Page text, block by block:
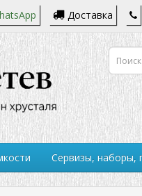
Доставка
Сервизы, наборы,